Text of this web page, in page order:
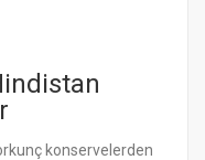
konservelerden